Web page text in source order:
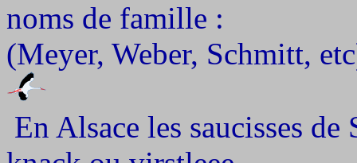
noms de famille :
(Meyer, Weber, Schmitt,
En Alsace les saucisses